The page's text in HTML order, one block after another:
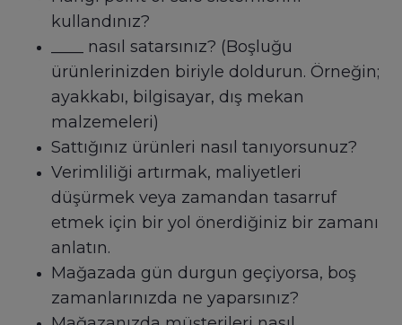
kullandınız?
____ nasıl satarsınız? (Boşluğu
ürünlerinizden biriyle doldurun. Örneğin;
ayakkabı, bilgisayar, dış mekan
malzemeleri)
Sattığınız ürünleri nasıl tanıyorsunuz?
Verimliliği artırmak, maliyetleri
düşürmek veya zamandan tasarruf
etmek için bir yol önerdiğiniz bir zamanı
anlatın.
Mağazada gün durgun geçiyorsa, boş
zamanlarınızda ne yaparsınız?